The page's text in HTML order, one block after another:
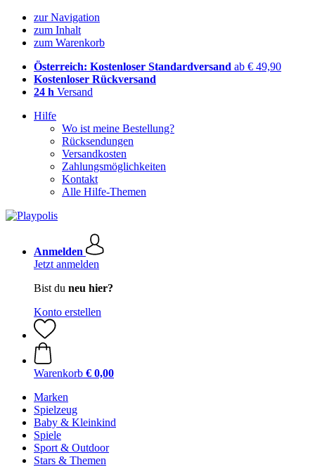
zur Navigation
zum Inhalt
zum Warenkorb
Österreich: Kostenloser Standardversand ab € 49,90
Kostenloser Rückversand
24 h Versand
Hilfe
Wo ist meine Bestellung?
Rücksendungen
Versandkosten
Zahlungsmöglichkeiten
Kontakt
Alle Hilfe-Themen
Anmelden
Jetzt anmelden
Bist du neu hier?
Konto erstellen
Warenkorb € 0,00
Marken
Spielzeug
Baby & Kleinkind
Spiele
Sport & Outdoor
Stars & Themen